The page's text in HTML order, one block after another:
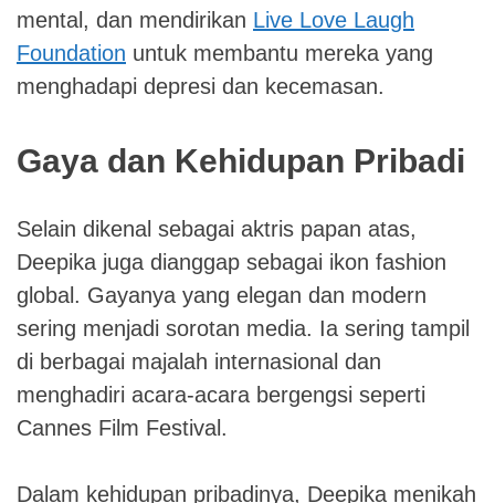
mental, dan mendirikan Live Love Laugh
Foundation untuk membantu mereka yang
menghadapi depresi dan kecemasan.
Gaya dan Kehidupan Pribadi
Selain dikenal sebagai aktris papan atas,
Deepika juga dianggap sebagai ikon fashion
global. Gayanya yang elegan dan modern
sering menjadi sorotan media. Ia sering tampil
di berbagai majalah internasional dan
menghadiri acara-acara bergengsi seperti
Cannes Film Festival.
Dalam kehidupan pribadinya, Deepika menikah